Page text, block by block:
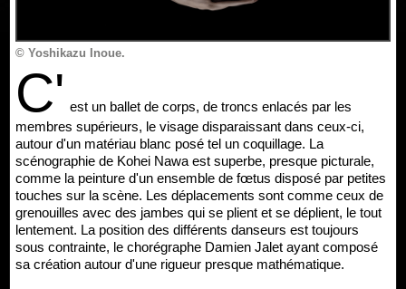
© Yoshikazu Inoue.
C' est un ballet de corps, de troncs enlacés par les
membres supérieurs, le visage disparaissant dans ceux-ci,
autour d'un matériau blanc posé tel un coquillage. La
scénographie de Kohei Nawa est superbe, presque picturale,
comme la peinture d'un ensemble de fœtus disposé par petites
touches sur la scène. Les déplacements sont comme ceux de
grenouilles avec des jambes qui se plient et se déplient, le tout
lentement. La position des différents danseurs est toujours
sous contrainte, le chorégraphe Damien Jalet ayant composé
sa création autour d'une rigueur presque mathématique.